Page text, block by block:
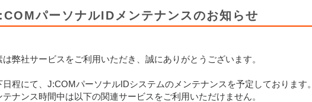
パーソナルIDメンテナンスのお知らせ
は弊社サービスをご利用いただき、誠にありがとうございます。
日程にて、J:COMパーソナルIDシステムのメンテナンスを予定しております。
テナンス時間中は以下の関連サービスをご利用いただけません。